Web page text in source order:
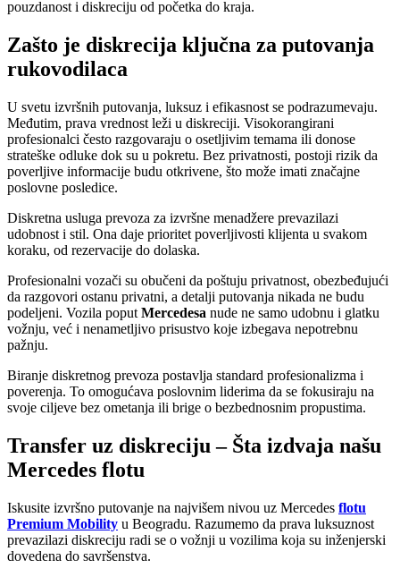
pouzdanost i diskreciju od početka do kraja.
Zašto je diskrecija ključna za putovanja
rukovodilaca
U svetu izvršnih putovanja, luksuz i efikasnost se podrazumevaju.
Međutim, prava vrednost leži u diskreciji. Visokorangirani
profesionalci često razgovaraju o osetljivim temama ili donose
strateške odluke dok su u pokretu. Bez privatnosti, postoji rizik da
poverljive informacije budu otkrivene, što može imati značajne
poslovne posledice.
Diskretna usluga prevoza za izvršne menadžere prevazilazi
udobnost i stil. Ona daje prioritet poverljivosti klijenta u svakom
koraku, od rezervacije do dolaska.
Profesionalni vozači su obučeni da poštuju privatnost, obezbeđujući
da razgovori ostanu privatni, a detalji putovanja nikada ne budu
podeljeni. Vozila poput Mercedesa nude ne samo udobnu i glatku
vožnju, već i nenametljivo prisustvo koje izbegava nepotrebnu
pažnju.
Biranje diskretnog prevoza postavlja standard profesionalizma i
poverenja. To omogućava poslovnim liderima da se fokusiraju na
svoje ciljeve bez ometanja ili brige o bezbednosnim propustima.
Transfer uz diskreciju – Šta izdvaja našu
Mercedes flotu
Iskusite izvršno putovanje na najvišem nivou uz Mercedes flotu
Premium Mobility u Beogradu. Razumemo da prava luksuznost
prevazilazi diskreciju radi se o vožnji u vozilima koja su inženjerski
dovedena do savršenstva.